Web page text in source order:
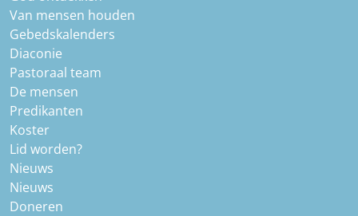
Van mensen houden
Gebedskalenders
Diaconie
Pastoraal team
De mensen
Predikanten
Koster
Lid worden?
Nieuws
Nieuws
Doneren